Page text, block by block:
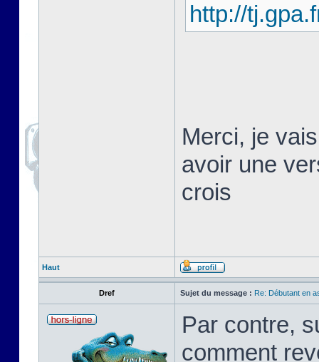
http://
Merci, je
avoir une
crois
Haut
Dref Sujet du message : Re: Débutant en
Par contre,
comment